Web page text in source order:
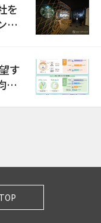
を
ト
す
賃
TOP